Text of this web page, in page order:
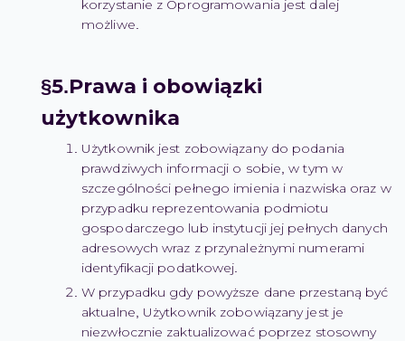
korzystanie z Oprogramowania jest dalej
możliwe.
Prawa i obowiązki
użytkownika
Użytkownik jest zobowiązany do podania
prawdziwych informacji o sobie, w tym w
szczególności pełnego imienia i nazwiska oraz w
przypadku reprezentowania podmiotu
gospodarczego lub instytucji jej pełnych danych
adresowych wraz z przynależnymi numerami
identyfikacji podatkowej.
W przypadku gdy powyższe dane przestaną być
aktualne, Użytkownik zobowiązany jest je
niezwłocznie zaktualizować poprzez stosowny